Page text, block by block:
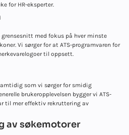
for HR-eksperter.
med fokus på hver minste
Vi sørger for at ATS-programvaren for
til oppsett.
som vi sørger for smidig
brukeropplevelsen bygger vi ATS-
til mer effektiv rekruttering av
av søkemotorer